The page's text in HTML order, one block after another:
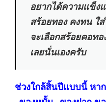
อยากได้ความแข็ง
สร้อยทอง คงทน ใ
จะเลือกสร้อยคอท
เลยนั่นเองครับ
ช่วงใกล้สิ้นปีแบบนี้ หา